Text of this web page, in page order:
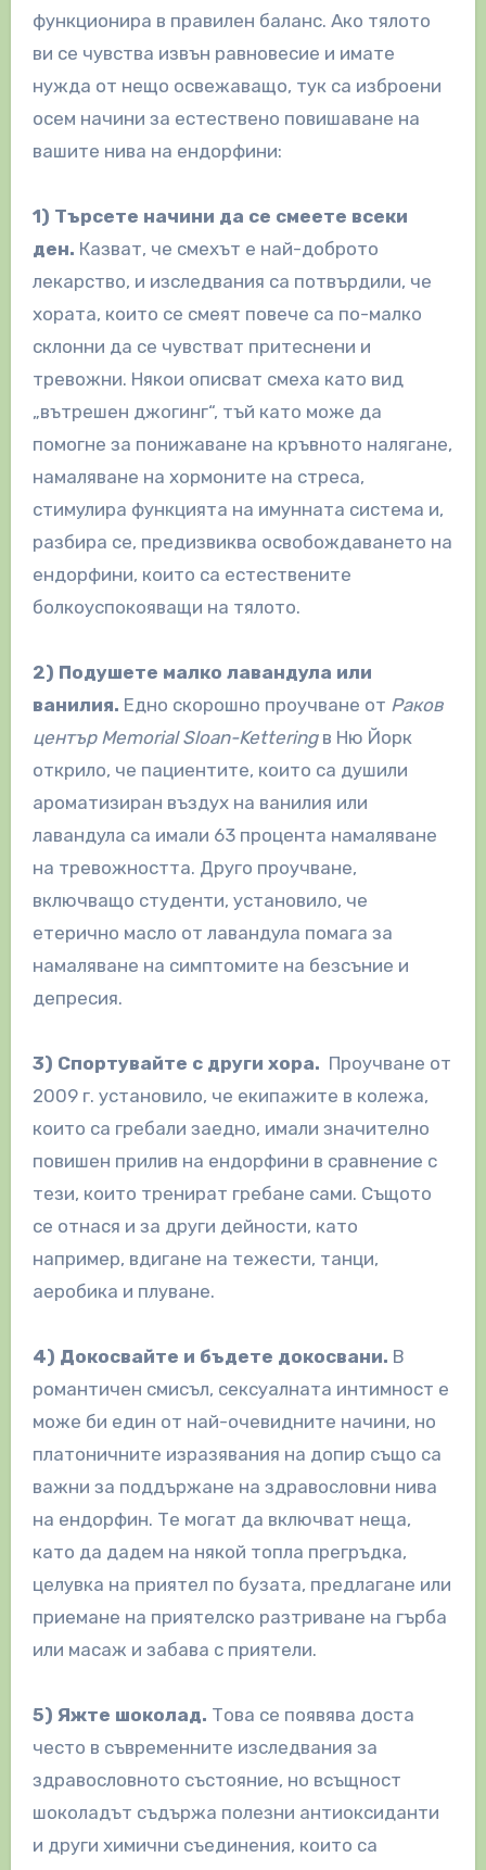
функционира в правилен баланс. Ако тялото
ви се чувства извън равновесие и имате
нужда от нещо освежаващо, тук са изброени
осем начини за естествено повишаване на
вашите нива на ендорфини:
1) Търсете начини да се смеете всеки
ден. Казват, че смехът е най-доброто
лекарство, и изследвания са потвърдили, че
хората, които се смеят повече са по-малко
склонни да се чувстват притеснени и
тревожни. Някои описват смеха като вид
„вътрешен джогинг“, тъй като може да
помогне за понижаване на кръвното налягане,
намаляване на хормоните на стреса,
стимулира функцията на имунната система и,
разбира се, предизвиква освобождаването на
ендорфини, които са естествените
болкоуспокояващи на тялото.
2) Подушете малко лавандула или
ванилия. Едно скорошно проучване от Раков
център Memorial Sloan-Ketteringв Ню Йорк
открило, че пациентите, които са душили
ароматизиран въздух на ванилия или
лавандула са имали 63 процента намаляване
на тревожността. Друго проучване,
включващо студенти, установило, че
етерично масло от лавандула помага за
намаляване на симптомите на безсъние и
депресия.
3) Спортувайте с други хора. Проучване от
2009 г. установило, че екипажите в колежа,
които са гребали заедно, имали значително
повишен прилив на ендорфини в сравнение с
тези, които тренират гребане сами. Същото
се отнася и за други дейности, като
например, вдигане на тежести, танци,
аеробика и плуване.
4) Докосвайте и бъдете докосвани. В
романтичен смисъл, сексуалната интимност е
може би един от най-очевидните начини, но
платоничните изразявания на допир също са
важни за поддържане на здравословни нива
на ендорфин. Те могат да включват неща,
като да дадем на някой топла прегръдка,
целувка на приятел по бузата, предлагане или
приемане на приятелско разтриване на гърба
или масаж и забава с приятели.
5) Яжте шоколад. Това се появява доста
често в съвременните изследвания за
здравословното състояние, но всъщност
шоколадът съдържа полезни антиоксиданти
и други химични съединения, които са